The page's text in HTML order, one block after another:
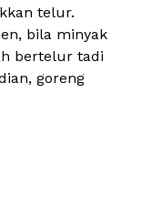
telur.
bila minyak
bertelur tadi
goreng